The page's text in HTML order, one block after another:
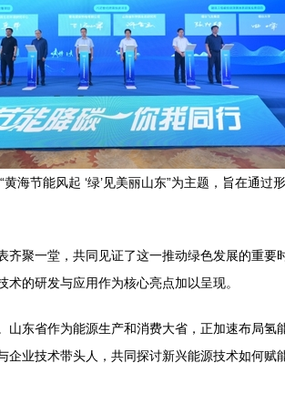
海节能风起 ‘绿’见美丽山东”为主题，旨在通
聚一堂，共同见证了这一推动绿色发展的重
的研发与应用作为核心亮点加以呈现。
东省作为能源生产和消费大省，正加速布局氢
业技术带头人，共同探讨新兴能源技术如何赋